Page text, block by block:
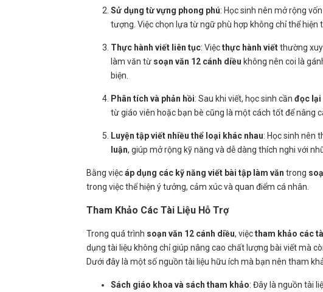
Sử dụng từ vựng phong phú: Học sinh nên mở rộng
tượng. Việc chọn lựa từ ngữ phù hợp không chỉ thể
Thực hành viết liên tục: Việcthực hành viếtthường
làm văn từ soạn văn 12 cánh diều không nên coi là
biện.
Phân tích và phản hồi: Sau khi viết, học sinh cần đọc lại
từ giáo viên hoặc bạn bè cũng là một cách tốt để nâng
Luyện tập viết nhiều thể loại khác nhau: Học sinh nên
luận, giúp mở rộng kỹ năng và dễ dàng thích nghi với
Bằng việcáp dụng các kỹ năng viết bài tập làm văn trong
trong việc thể hiện ý tưởng, cảm xúc và quan điểm cá nhân.
Tham Khảo Các Tài Liệu Hỗ Trợ
Trong quá trình soạn văn 12 cánh diều, việctham khảo các
dụng tài liệu không chỉ giúp nâng cao chất lượng bài viết mà
Dưới đây là một số nguồn tài liệu hữu ích mà bạn nên tham
Sách giáo khoa và sách tham khảo: Đây là nguồn tài